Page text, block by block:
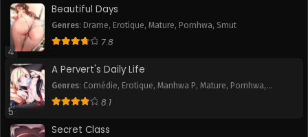
Chapitre 54
January 30, 2026
Chapitre 53
Chapitre 52
January 30, 2026 January 30, 2026
Chapitre 50
January 30, 2026
4
Beautiful Days
Genres: Drame, Erotique, Mature, Pornhwa, Smut
7.8
5
A Pervert's Daily Life
Genres: Comédie, Erotique, Manhwa P, Mature, Pornhwa,
Romance,Slice of Life
8.1
Secret Class